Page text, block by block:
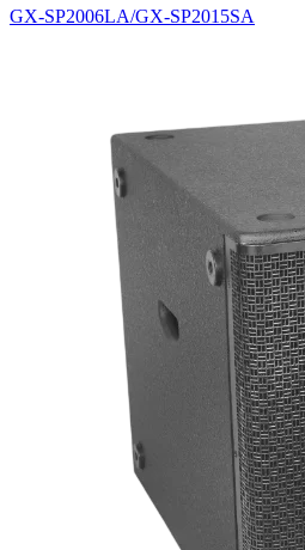
GX-SP2006LA/GX-SP2015SA